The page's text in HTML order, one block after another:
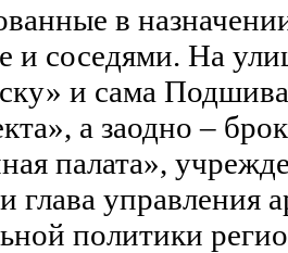
в
и соседями. На
и сама
а заодно –
палата»,
управления
политики